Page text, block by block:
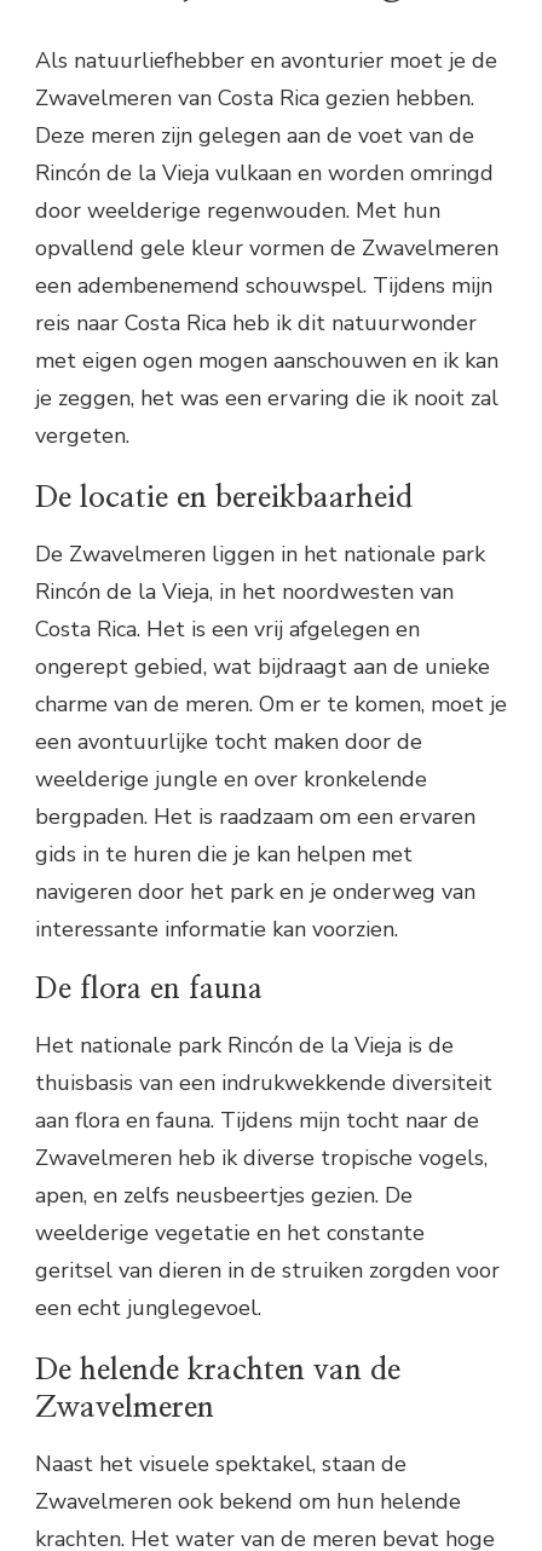
Als natuurliefhebber en avonturier moet je de
Zwavelmeren van Costa Rica gezien hebben.
Deze meren zijn gelegen aan de voet van de
Rincón de la Vieja vulkaan en worden omringd
door weelderige regenwouden. Met hun
opvallend gele kleur vormen de Zwavelmeren
een adembenemend schouwspel. Tijdens mijn
reis naar Costa Rica heb ik dit natuurwonder
met eigen ogen mogen aanschouwen en ik kan
je zeggen, het was een ervaring die ik nooit zal
vergeten.
De locatie en bereikbaarheid
De Zwavelmeren liggen in het nationale park
Rincón de la Vieja, in het noordwesten van
Costa Rica. Het is een vrij afgelegen en
ongerept gebied, wat bijdraagt aan de unieke
charme van de meren. Om er te komen, moet je
een avontuurlijke tocht maken door de
weelderige jungle en over kronkelende
bergpaden. Het is raadzaam om een ervaren
gids in te huren die je kan helpen met
navigeren door het park en je onderweg van
interessante informatie kan voorzien.
De flora en fauna
Het nationale park Rincón de la Vieja is de
thuisbasis van een indrukwekkende diversiteit
aan flora en fauna. Tijdens mijn tocht naar de
Zwavelmeren heb ik diverse tropische vogels,
apen, en zelfs neusbeertjes gezien. De
weelderige vegetatie en het constante
geritsel van dieren in de struiken zorgden voor
een echt junglegevoel.
De helende krachten van de
Zwavelmeren
Naast het visuele spektakel, staan de
Zwavelmeren ook bekend om hun helende
krachten. Het water van de meren bevat hoge